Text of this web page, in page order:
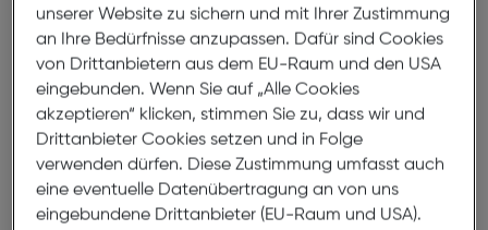
17mm
56mm
140mm
unserer Website zu sichern und mit Ihrer Zustimmung
an Ihre Bedürfnisse anzupassen. Dafür sind Cookies
von Drittanbietern aus dem EU-Raum und den USA
eingebunden. Wenn Sie auf „Alle Cookies
akzeptieren“ klicken, stimmen Sie zu, dass wir und
Drittanbieter Cookies setzen und in Folge
verwenden dürfen. Diese Zustimmung umfasst auch
eine eventuelle Datenübertragung an von uns
eingebundene Drittanbieter (EU-Raum und USA).